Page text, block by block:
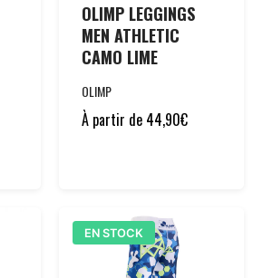
OLIMP LEGGINGS
MEN ATHLETIC
CAMO LIME
OLIMP
À partir de 44,90€
EN STOCK